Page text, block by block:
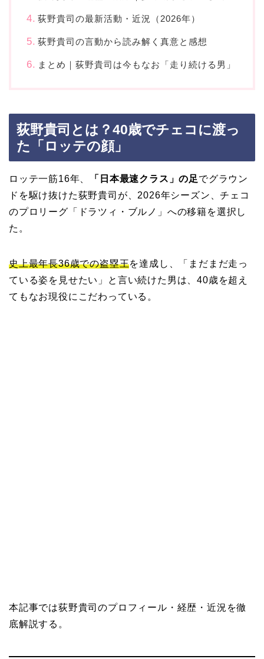
荻野貴司の最新活動・近況（2026年）
荻野貴司の言動から読み解く真意と感想
まとめ｜荻野貴司は今もなお「走り続ける男」
荻野貴司とは？40歳でチェコに渡っ
た「ロッテの顔」
ロッテ一筋16年、 「日本最速クラス」の足でグラウン
ドを駆け抜けた荻野貴司が、2026年シーズン、チェコ
のプロリーグ「ドラツィ・ブルノ」への移籍を選択し
た。
史上最年長36歳での盗塁王を達成し、「まだまだ走っ
ている姿を見せたい」と言い続けた男は、40歳を超え
てもなお現役にこだわっている。
本記事では荻野貴司のプロフィール・経歴・近況を徹
底解説する。